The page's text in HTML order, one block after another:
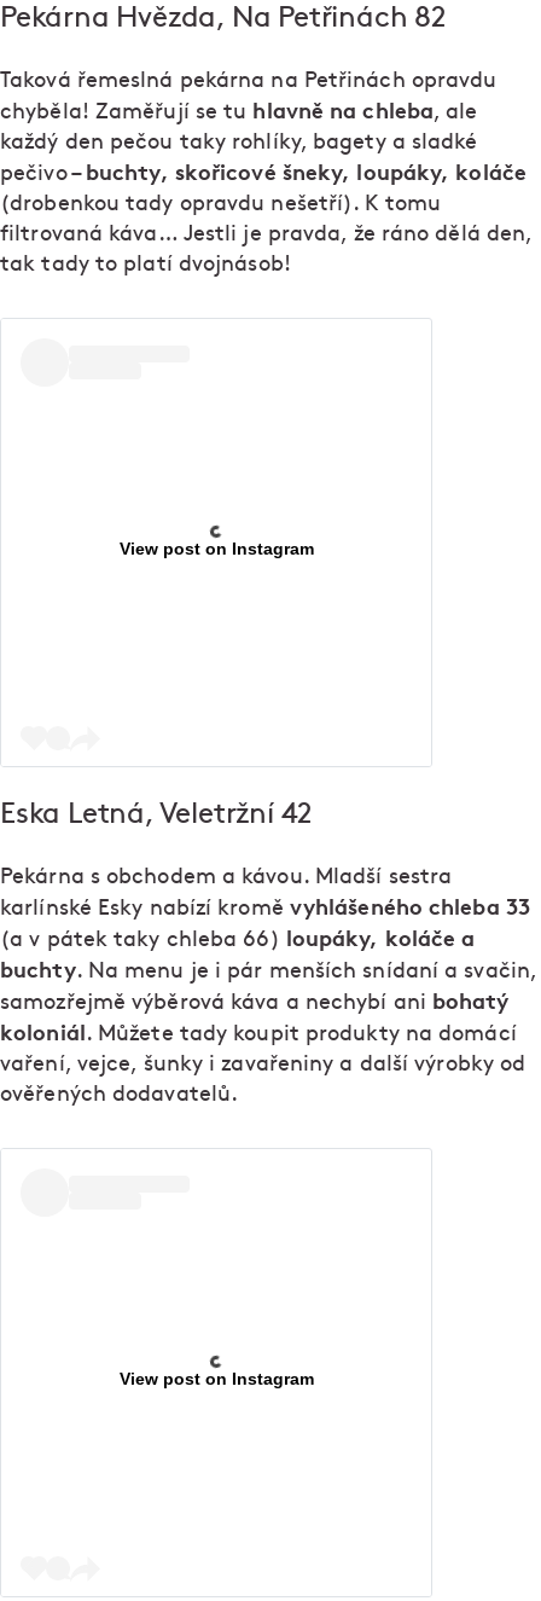
Pekárna Hvězda, Na Petřinách 82
Taková řemeslná pekárna na Petřinách opravdu
chyběla! Zaměřují se tu hlavně na chleba, ale
každý den pečou taky rohlíky, bagety a sladké
pečivo – buchty, skořicové šneky, loupáky, koláče
(drobenkou tady opravdu nešetří). K tomu
filtrovaná káva… Jestli je pravda, že ráno dělá den,
tak tady to platí dvojnásob!
View post on Instagram
Eska Letná, Veletržní 42
Pekárna s obchodem a kávou. Mladší sestra
karlínské Esky nabízí kromě vyhlášeného chleba 33
(a v pátek taky chleba 66) loupáky, koláče a
buchty. Na menu je i pár menších snídaní a svačin,
samozřejmě výběrová káva a nechybí ani bohatý
koloniál. Můžete tady koupit produkty na domácí
vaření, vejce, šunky i zavařeniny a další výrobky od
ověřených dodavatelů.
View post on Instagram